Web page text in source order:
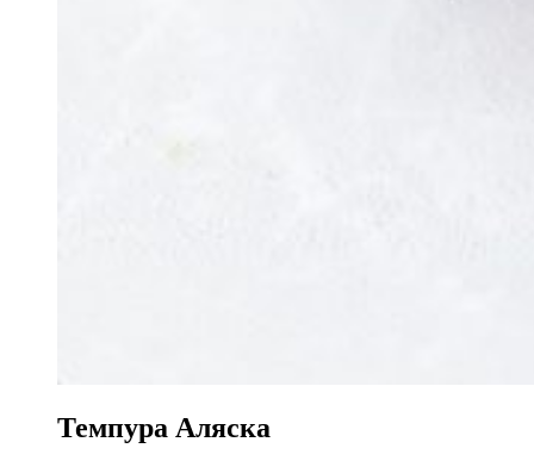
Темпура Аляска